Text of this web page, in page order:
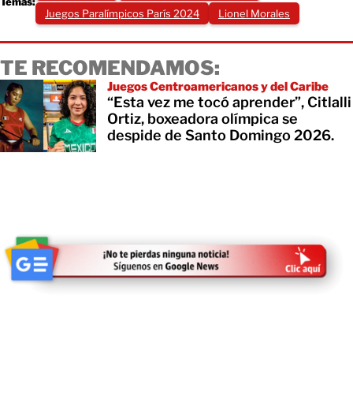
Juegos Paralímpicos París 2024
Lionel Morales
TE RECOMENDAMOS:
Juegos Centroamericanos y del Caribe
“Esta vez me tocó aprender”, Citlalli
Ortiz, boxeadora olímpica se
despide de Santo Domingo 2026.